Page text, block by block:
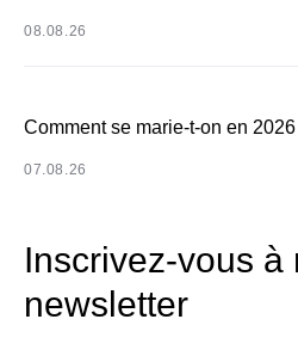
08.08.26
Comment se marie-t-on en
07.08.26
Inscrivez-vous à
newsletter